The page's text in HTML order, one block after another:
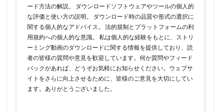
ード方法の解説。 ダウンロードソフトウェアやツールの個人的
な評価と使い方の説明。 ダウンロード時の品質や形式の選択に
関する個人的なアドバイス。 法的規制とプラットフォームの利
用規約への個人的な意識。 私は個人的な経験をもとに、ストリ
ーミング動画のダウンロードに関する情報を提供しており、読
者の皆様の質問や意見を歓迎しています。何か質問やフィード
バックがあれば、どうぞお気軽にお知らせください。ウェブサ
イトをさらに向上させるために、皆様のご意見を大切にしてい
ます。ありがとうございました。